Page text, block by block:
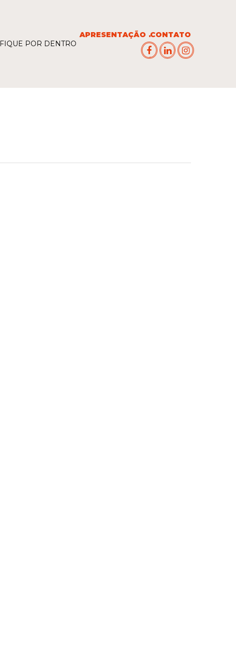
FIQUE POR DENTRO
APRESENTAÇÃO CONTATO